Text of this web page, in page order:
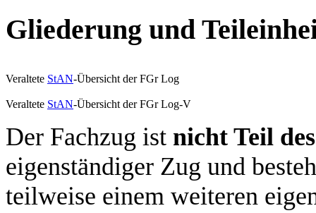
Gliederung und
Veraltete StAN-Übersicht der FGr Log
Veraltete StAN-Übersicht der FGr Log-V
Der Fachzug ist nicht Teil
eigenständiger Zug und
teilweise einem weiteren